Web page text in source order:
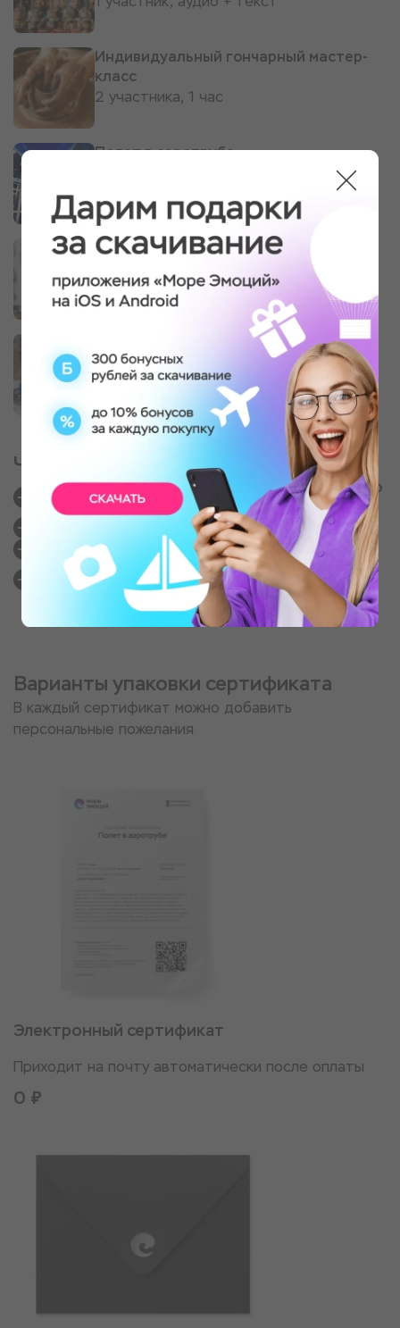
Индивидуальный гончарный мастер-
класс
2 участника, 1 час
Полет в аэротрубе
Свидание в гончарной мастерской
Мастер-класс "Свечи из натуральной
вощины с декором"
2 участника, 1 час
Частые вопросы
Правда, что у Вас такие же цены как напрямую
у партнеров?
Как получить сертификат?
Как выглядит подарок?
Если цены одинаковые, то почему стоит
покупать у Вас?
Варианты упаковки сертификата
В каждый сертификат можно добавить
персональные пожелания
Электронный сертификат
Приходит на почту автоматически после оплаты
0 ₽